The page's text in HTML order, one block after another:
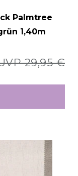
Palmtree
1,40m
29,95 €